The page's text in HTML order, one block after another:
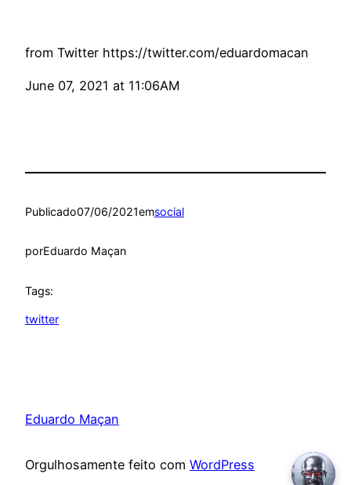
from Twitter https://twitter.com/eduardomacan
June 07, 2021 at 11:06AM
Publicado07/06/2021emsocial
porEduardo Maçan
Tags:
twitter
Eduardo Maçan
Orgulhosamente feito com WordPress